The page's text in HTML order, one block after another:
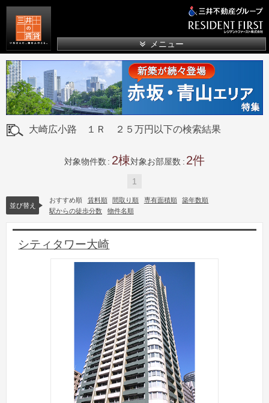
メニュー
大崎広小路 １Ｒ ２５万円以下の検索結果
対象物件数 2 対象お部屋数 2
1
並び替え
おすすめ順 賃料順 間取り順 専有面積順
築年数順
駅からの徒歩分数
物件名順
シティタワー大崎